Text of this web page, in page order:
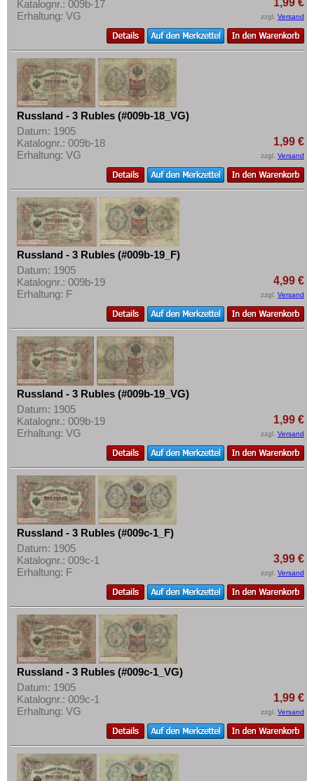
Katalognr.: 009b-17
Erhaltung: VG
1,99 €
zzgl. Versand
Russland - 3 Rubles (#009b-18_VG)
Datum: 1905
Katalognr.: 009b-18
Erhaltung: VG
1,99 €
zzgl. Versand
Russland - 3 Rubles (#009b-19_F)
Datum: 1905
Katalognr.: 009b-19
Erhaltung: F
4,99 €
zzgl. Versand
Russland - 3 Rubles (#009b-19_VG)
Datum: 1905
Katalognr.: 009b-19
Erhaltung: VG
1,99 €
zzgl. Versand
Russland - 3 Rubles (#009c-1_F)
Datum: 1905
Katalognr.: 009c-1
Erhaltung: F
3,99 €
zzgl. Versand
Russland - 3 Rubles (#009c-1_VG)
Datum: 1905
Katalognr.: 009c-1
Erhaltung: VG
1,99 €
zzgl. Versand